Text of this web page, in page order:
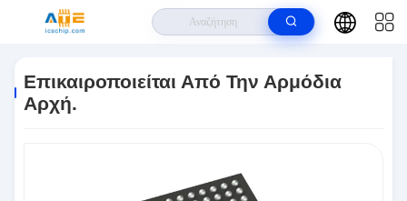
Την Αρμόδια Αρχή.
Επικαιροποιείται Από Την Αρμόδια
Αρχή.